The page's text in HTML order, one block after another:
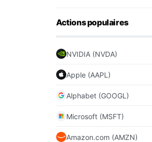
Actions populaires
NVIDIA (NVDA)
Apple (AAPL)
Alphabet (GOOGL)
Microsoft (MSFT)
Amazon.com (AMZN)